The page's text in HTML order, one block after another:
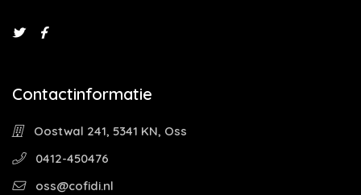
Contactinformatie
Oostwal 241, 5341 KN, Oss
0412-450476
oss@cofidi.nl